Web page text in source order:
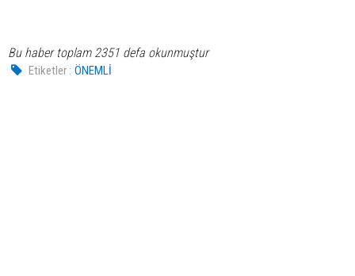
Bu haber toplam 2351 defa okunmuştur
Etiketler : ÖNEMLİ